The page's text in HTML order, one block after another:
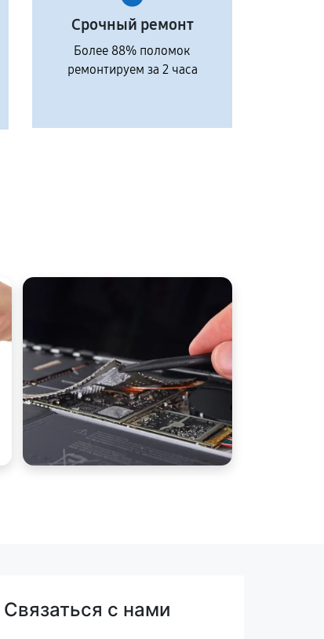
Срочный ремонт
Более 88% поломок
ремонтируем за 2 часа
Связаться с нами